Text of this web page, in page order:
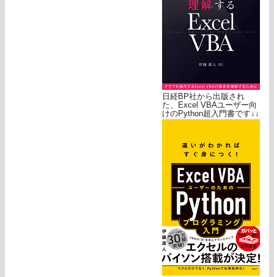
日経BP社から出版され
た、Excel VBAユーザー向
けのPython超入門書です↓↓